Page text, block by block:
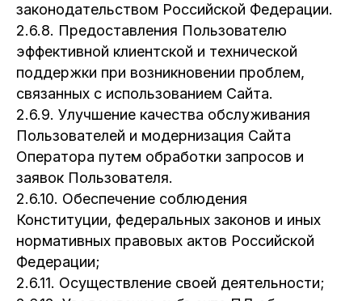
законодательством Российской Федерации.
2.6.8. Предоставления Пользователю
эффективной клиентской и технической
поддержки при возникновении проблем,
связанных с использованием Сайта.
2.6.9. Улучшение качества обслуживания
Пользователей и модернизация Сайта
Оператора путем обработки запросов и
заявок Пользователя.
2.6.10. Обеспечение соблюдения
Конституции, федеральных законов и иных
нормативных правовых актов Российской
Федерации;
2.6.11. Осуществление своей деятельности;